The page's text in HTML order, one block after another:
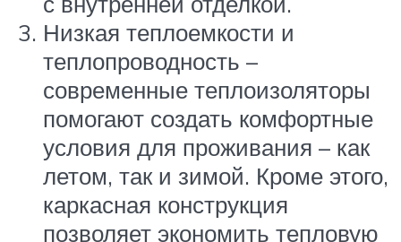
Низкая теплоемкости и
теплопроводность –
современные теплоизоляторы
помогают создать комфортные
условия для проживания – как
летом, так и зимой. Кроме этого,
каркасная конструкция
позволяет экономить тепловую